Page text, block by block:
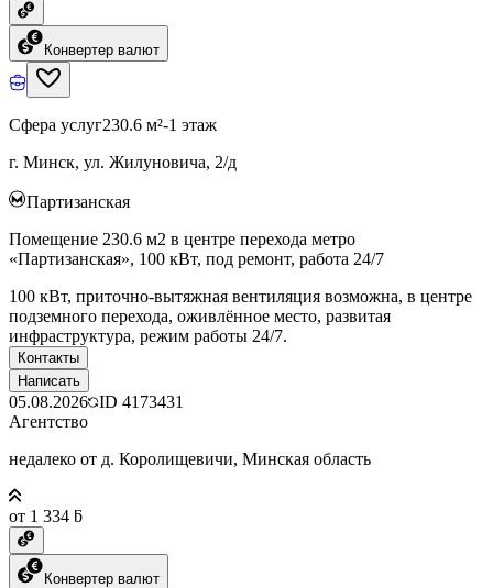
Конвертер валют
Сфера услуг230.6 м²-1 этаж
г. Минск, ул. Жилуновича, 2/д
Партизанская
Помещение 230.6 м2 в центре перехода метро
«Партизанская», 100 кВт, под ремонт, работа 24/7
100 кВт, приточно-вытяжная вентиляция возможна, в центре
подземного перехода, оживлённое место, развитая
инфраструктура, режим работы 24/7.
Контакты
Написать
05.08.2026 ID 4173431
Агентство
недалеко от д. Королищевичи, Минская область
от 1 334 ƃ
Конвертер валют